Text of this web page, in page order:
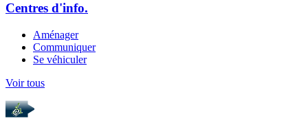
Centres d'info.
Aménager
Communiquer
Se véhiculer
Voir tous